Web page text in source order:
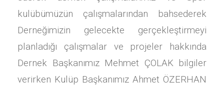
kulübümüzün çalışmalarından bahsederek
Derneğimizin gelecekte gerçekleştirmeyi
planladığı çalışmalar ve projeler hakkında
Dernek Başkanımız Mehmet ÇOLAK bilgiler
verirken Kulüp Başkanımız Ahmet ÖZERHAN